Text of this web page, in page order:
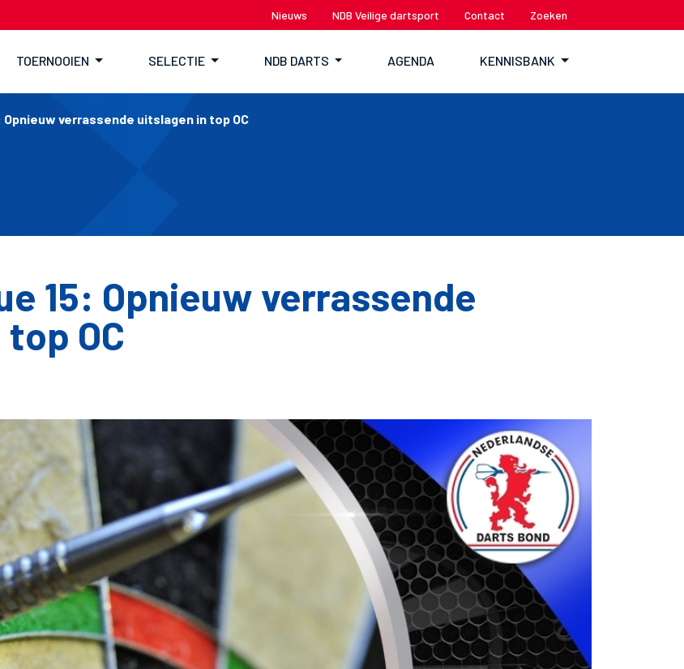
Nieuws NDB Veilige dartsport Contact Zoeken
TOERNOOIEN SELECTIE NDB DARTS AGENDA KENNISBANK
Opnieuw verrassende uitslagen in top OC
15: Opnieuw verrassende
OC